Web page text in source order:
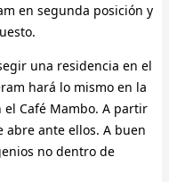
en segunda posición y
una residencia en el
hará lo mismo en la
el Café Mambo. A partir
abre ante ellos. A buen
no dentro de